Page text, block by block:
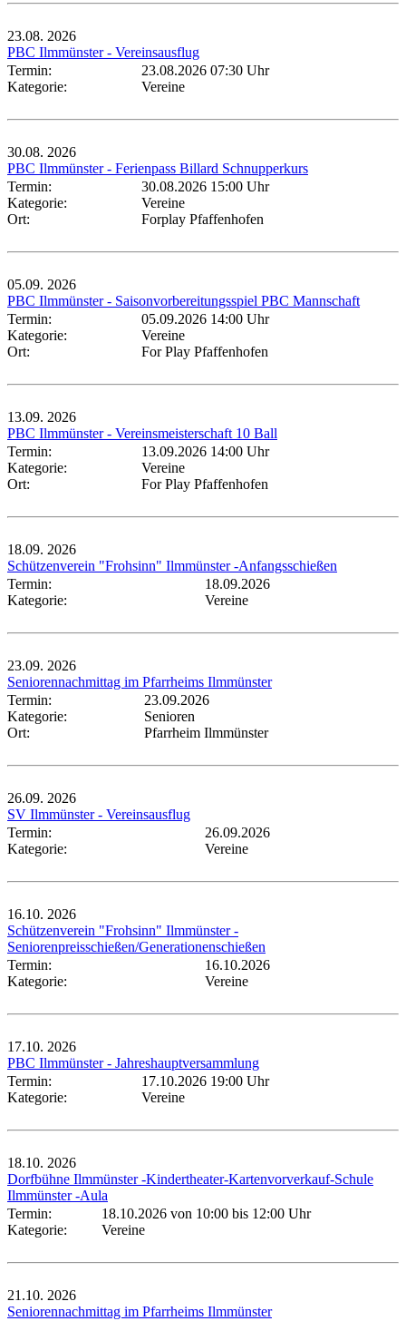
23.08. 2026
PBC Ilmmünster - Vereinsausflug
Termin:
23.08.2026 07:30 Uhr
Kategorie:
Vereine
30.08. 2026
PBC Ilmmünster - Ferienpass Billard Schnupperkurs
Termin:
30.08.2026 15:00 Uhr
Kategorie:
Vereine
Ort:
Forplay Pfaffenhofen
05.09. 2026
PBC Ilmmünster - Saisonvorbereitungsspiel PBC Mannschaft
Termin:
05.09.2026 14:00 Uhr
Kategorie:
Vereine
Ort:
For Play Pfaffenhofen
13.09. 2026
PBC Ilmmünster - Vereinsmeisterschaft 10 Ball
Termin:
13.09.2026 14:00 Uhr
Kategorie:
Vereine
Ort:
For Play Pfaffenhofen
18.09. 2026
Schützenverein "Frohsinn" Ilmmünster -Anfangsschießen
Termin:
18.09.2026
Kategorie:
Vereine
23.09. 2026
Seniorennachmittag im Pfarrheims Ilmmünster
Termin:
23.09.2026
Kategorie:
Senioren
Ort:
Pfarrheim Ilmmünster
26.09. 2026
SV Ilmmünster - Vereinsausflug
Termin:
26.09.2026
Kategorie:
Vereine
16.10. 2026
Schützenverein "Frohsinn" Ilmmünster -
Seniorenpreisschießen/Generationenschießen
Termin:
16.10.2026
Kategorie:
Vereine
17.10. 2026
PBC Ilmmünster - Jahreshauptversammlung
Termin:
17.10.2026 19:00 Uhr
Kategorie:
Vereine
18.10. 2026
Dorfbühne Ilmmünster -Kindertheater-Kartenvorverkauf-Schule
Ilmmünster -Aula
Termin:
18.10.2026 von 10:00 bis 12:00 Uhr
Kategorie:
Vereine
21.10. 2026
Seniorennachmittag im Pfarrheims Ilmmünster